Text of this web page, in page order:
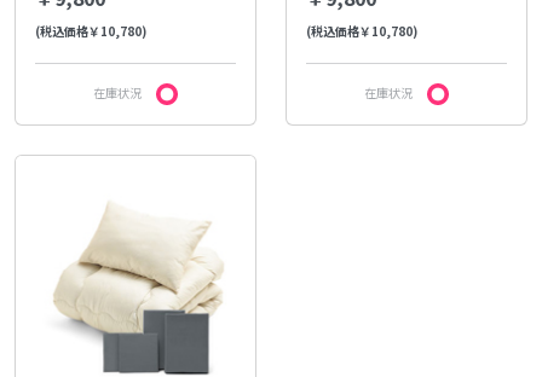
(税込価格￥10,780)
在庫状況
(税込価格￥10,780)
在庫状況